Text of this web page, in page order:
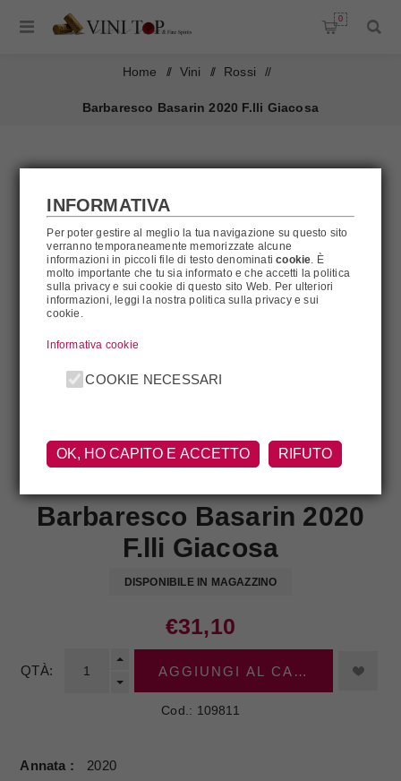
0
Home / Vini / Rossi /
Barbaresco Basarin 2020 F.lli Giacosa
Barbaresco Basarin 2020
F.lli Giacosa
DISPONIBILE IN MAGAZZINO
€31,10
QTÀ: AGGIUNGI AL CARRELLO
Cod.: 109811
Annata
2020
INFORMATIVA
Per poter gestire al meglio la tua navigazione su questo sito
verranno temporaneamente memorizzate alcune
informazioni in piccoli file di testo denominaticookie. È
molto importante che tu sia informato e che accetti la politica
sulla privacy e sui cookie di questo sito Web. Per ulteriori
informazioni, leggi la nostra politica sulla privacy e sui
cookie.
Informativa cookie
COOKIE NECESSARI
OK, HO CAPITO E ACCETTO RIFUTO